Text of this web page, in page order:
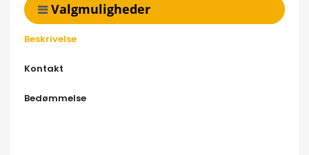
Valgmuligheder
Beskrivelse
Kontakt
Bedømmelse